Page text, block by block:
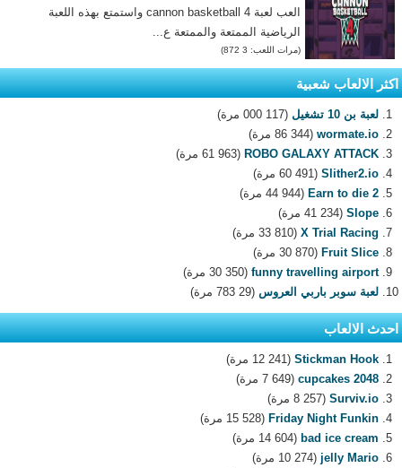
العب لعبة cannon basketball 4 واستمتع بهذه اللعبة
الرياضية الممتعة والممتعة ع...
(مرات اللعب: 3 872)
اكثر الالعاب شعبية
لعبة بن 10 تشغيل
(117 000 مرة)
wormate.io (86 344 مرة)
ROBO GALAXY ATTACK (61 963 مرة)
Slither2.io (60 491 مرة)
Earn to die 2 (44 944 مرة)
Slope (41 234 مرة)
X Trial Racing (33 810 مرة)
Fruit Slice (30 870 مرة)
funny travelling airport (30 350 مرة)
لعبة سوبر باربي العروس (29 783 مرة)
احدث الالعاب
Stickman Hook (12 241 مرة)
2048 cupcakes
(7 649 مرة)
Surviv.io (8 257 مرة)
Friday Night Funkin (15 528 مرة)
bad ice cream (14 604 مرة)
jelly Mario (10 274 مرة)